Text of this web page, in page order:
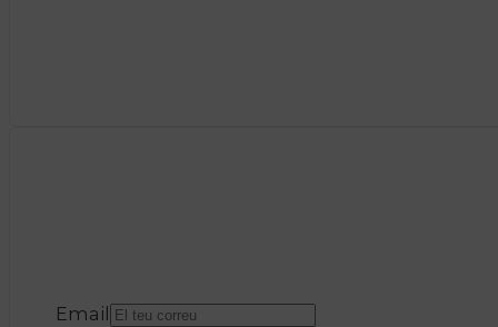
Email